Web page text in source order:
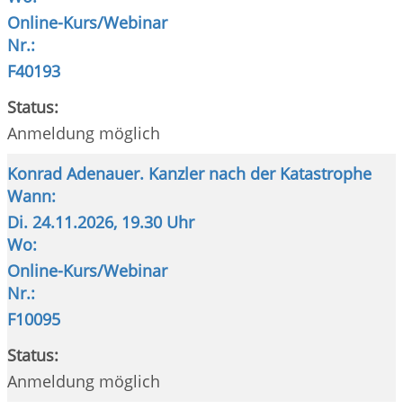
Online-Kurs/Webinar
Nr.:
F40193
Status:
Anmeldung möglich
Konrad Adenauer. Kanzler nach der Katastrophe
Wann:
Di. 24.11.2026, 19.30 Uhr
Wo:
Online-Kurs/Webinar
Nr.:
F10095
Status:
Anmeldung möglich